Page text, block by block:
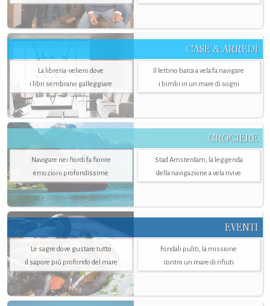
CASE & ARREDI
La libreria-veliero dove
i libri sembrano galleggiare
Il lettino barca a vela fa navigare
i bimbi in un mare di sogni
CROCIERE
Navigare nei fiordi fa fiorire
emozioni profondissime
Stad Amsterdam, la leggenda
della navigazione a vela rivive
EVENTI
Le sagre dove gustare tutto
il sapore più profondo del mare
Fondali puliti, la missione
contro un mare di rifiuti